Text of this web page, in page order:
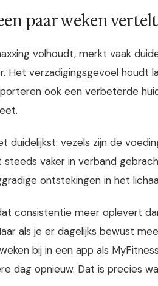
paar weken vertelt
volhoudt, merkt vaak
Het verzadigingsgevoel houdt
ook een verbeterde
vezels zijn de
vaker in verband
ontstekingen in het
consistentie meer oplevert
als je er dagelijks bewust
bij in een app als
dag opnieuw. Dat is precies